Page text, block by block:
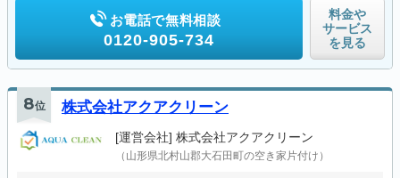
お電話で無料相談
0120-905-734
料金や
サービス
を見る
8位 株式会社アクアクリーン
[運営会社] 株式会社アクアクリーン
（山形県北村山郡大石田町の空き家片付け）